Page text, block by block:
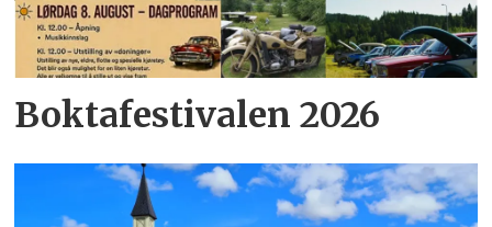
Boktafestivalen 2026